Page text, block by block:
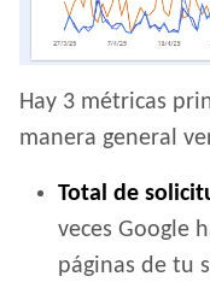
Hay 3 métricas
manera general
Total de
veces Google
páginas de tu